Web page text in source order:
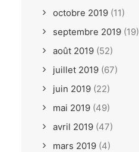
octobre 2019 (11)
septembre 2019 (19)
août 2019 (52)
juillet 2019 (67)
juin 2019 (22)
mai 2019 (49)
avril 2019 (47)
mars 2019 (4)